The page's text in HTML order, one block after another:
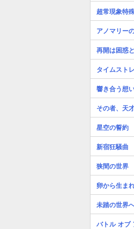
超常現象特
アノマリー
再開は困惑
タイムスト
響き合う想
その者、天
星空の誓約
新宿狂騒曲
狭間の世界
卵から生ま
未踏の世界
バトル オブ